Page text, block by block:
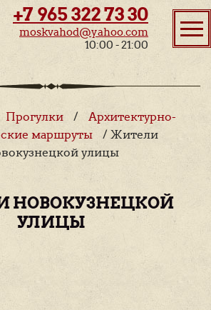
+7 965 322 73 30
moskvahod@yahoo.com
10:00 - 21:00
Прогулки /
Архитектурно-
маршруты
/ Жители
улицы
НОВОКУЗНЕЦКОЙ
УЛИЦЫ